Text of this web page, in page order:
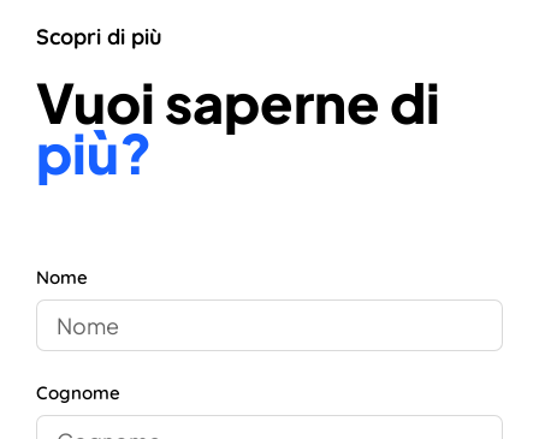
Scopri di più
Vuoi saperne di
più?
Nome
Cognome